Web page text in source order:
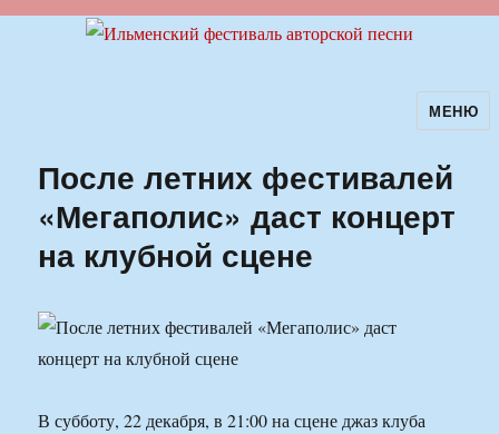
Ильменский фестиваль авторскойМЕНЮ
После летних фестивалей
«Мегаполис» даст концерт
на клубной сцене
В субботу, 22 декабря, в 21:00 на сцене джаз клуба